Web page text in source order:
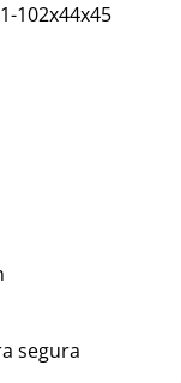
102x44x45
segura